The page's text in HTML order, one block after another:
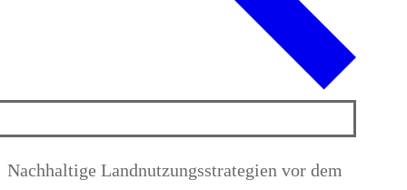
Nachhaltige Landnutzungsstrategien vor dem